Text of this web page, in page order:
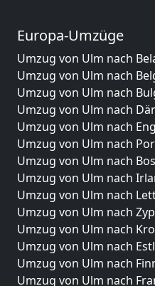
Europa-Umzüge
Umzug von Ulm nach
Umzug von Ulm nach
Umzug von Ulm nach
Umzug von Ulm nach
Umzug von Ulm nach
Umzug von Ulm nach
Umzug von Ulm nach
Umzug von Ulm nach
Umzug von Ulm nach
Umzug von Ulm nach
Umzug von Ulm nach
Umzug von Ulm nach
Umzug von Ulm nach
Umzug von Ulm nach